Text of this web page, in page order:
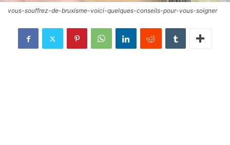
vous-souffrez-de-bruxisme-voici-quelques-conseils-pour-vous-soigner